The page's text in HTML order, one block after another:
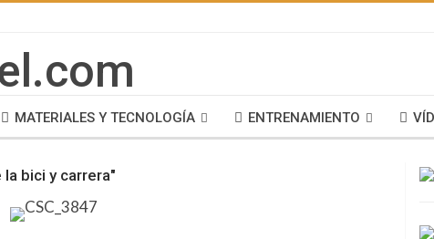
MATERIALES Y TECNOLOGÍA ENTRENAMIENTO
la bici y carrera"